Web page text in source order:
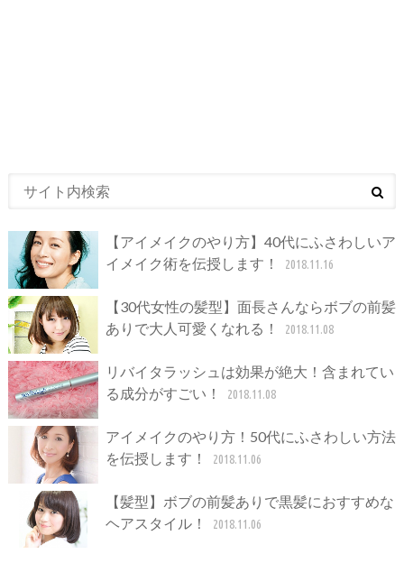
【アイメイクのやり方】40代にふさわしいア
イメイク術を伝授します！
2018.11.16
【30代女性の髪型】面長さんならボブの前髪
ありで大人可愛くなれる！
2018.11.08
リバイタラッシュは効果が絶大！含まれてい
る成分がすごい！
2018.11.08
アイメイクのやり方！50代にふさわしい方法
を伝授します！
2018.11.06
【髪型】ボブの前髪ありで黒髪におすすめな
ヘアスタイル！
2018.11.06